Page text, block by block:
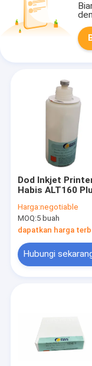
Dod Inkjet
Habis ALT160
Alkohol
Harga:negotiable
MOQ:5 buah
dapatkan harga
Hubungi